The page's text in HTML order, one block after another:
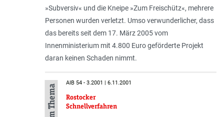
»Subversiv« und die Kneipe »Zum Freischütz«, mehrere
Personen wurden verletzt. Umso verwunderlicher, dass
das bereits seit dem 17. März 2005 vom
Innenministerium mit 4.800 Euro geförderte Projekt
daran keinen Schaden nimmt.
AIB 54 - 3.2001 | 6.11.2001
Rostocker
Schnellverfahren